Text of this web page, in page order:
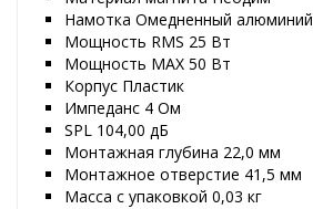
Намотка Омедненный алюминий
Мощность RMS 25 Вт
Мощность MAX 50 Вт
Корпус Пластик
Импеданс 4 Ом
SPL 104,00 дБ
Монтажная глубина 22,0 мм
Монтажное отверстие 41,5 мм
Масса с упаковкой 0,03 кг